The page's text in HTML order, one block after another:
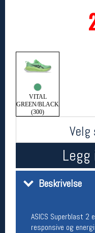
VITAL
GREEN/BLACK
(300)
Velg
Beskrivelse
ASICS Superblast
responsive og
Her finner du
Oslo Sportslager
Torggata 20
0183 Oslo
Telefon: 23 32 62 00
(telefontid man-
Kontakt oss